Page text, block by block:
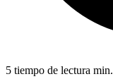
5 tiempo de lectura min.